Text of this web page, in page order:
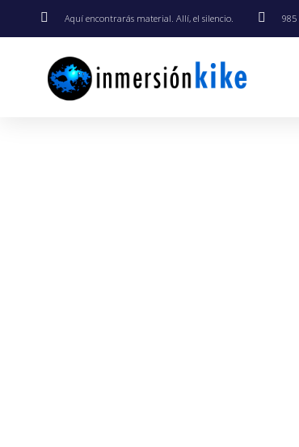
Aquí encontrarás material. Allí, el silencio. 985